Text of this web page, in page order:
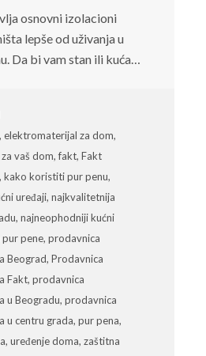
osnovni izolacioni
lepše od uživanja u
Da bi vam stan ili kuća…
, elektromaterijal za dom,
vaš dom,fakt, Fakt
, kako koristiti pur penu,
uređaji, najkvalitetnija
, najneophodniji kućni
pene, prodavnica
Beograd, Prodavnica
Fakt, prodavnica
u Beogradu, prodavnica
u centru grada, pur pena,
, uređenje doma, zaštitna